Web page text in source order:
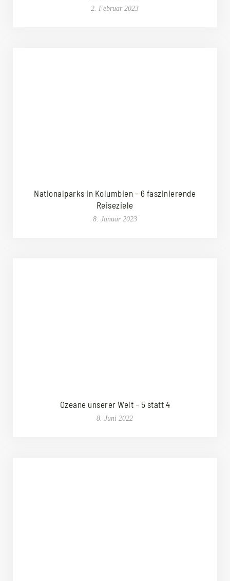
2. Februar 2023
Nationalparks in Kolumbien – 6 faszinierende
Reiseziele
8. Januar 2023
Ozeane unserer Welt – 5 statt 4
8. Juni 2022